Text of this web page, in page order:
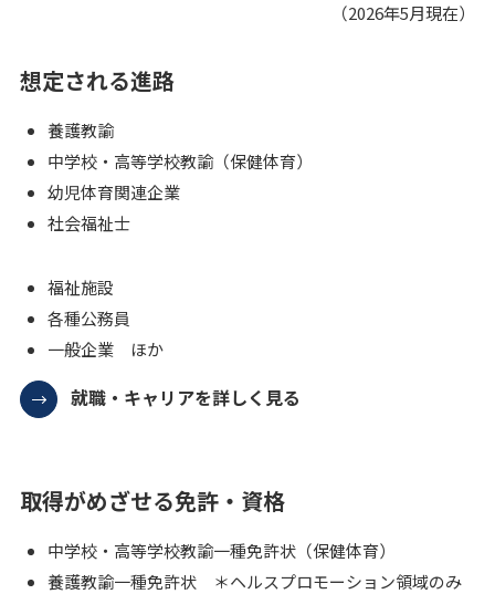
（2026年5月現在）
想定される進路
養護教諭
中学校・高等学校教諭（保健体育）
幼児体育関連企業
社会福祉士
福祉施設
各種公務員
一般企業 ほか
就職・キャリアを詳しく見る
取得がめざせる免許・資格
中学校・高等学校教諭一種免許状（保健体育）
養護教諭一種免許状 ＊ヘルスプロモーション領域のみ